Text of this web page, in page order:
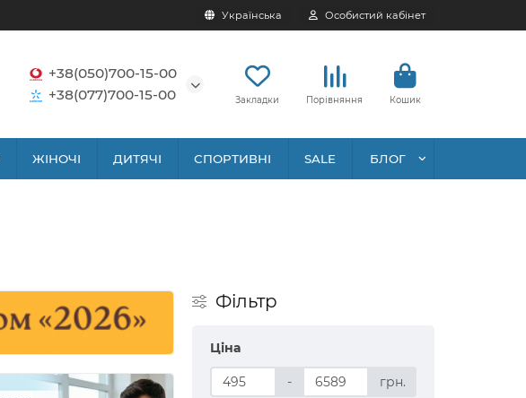
Українська Особистий кабінет
+38(050)700-15-00
+38(077)700-15-00
Закладки Порівняння Кошик
ЖІНОЧІ ДИТЯЧІ СПОРТИВНІ SALE БЛОГ
Фільтр
Ціна
- грн.